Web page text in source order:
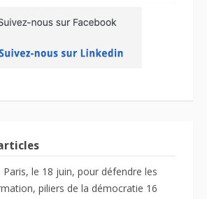
le 18 juin, pour défendre les
piliers de la démocratie 16